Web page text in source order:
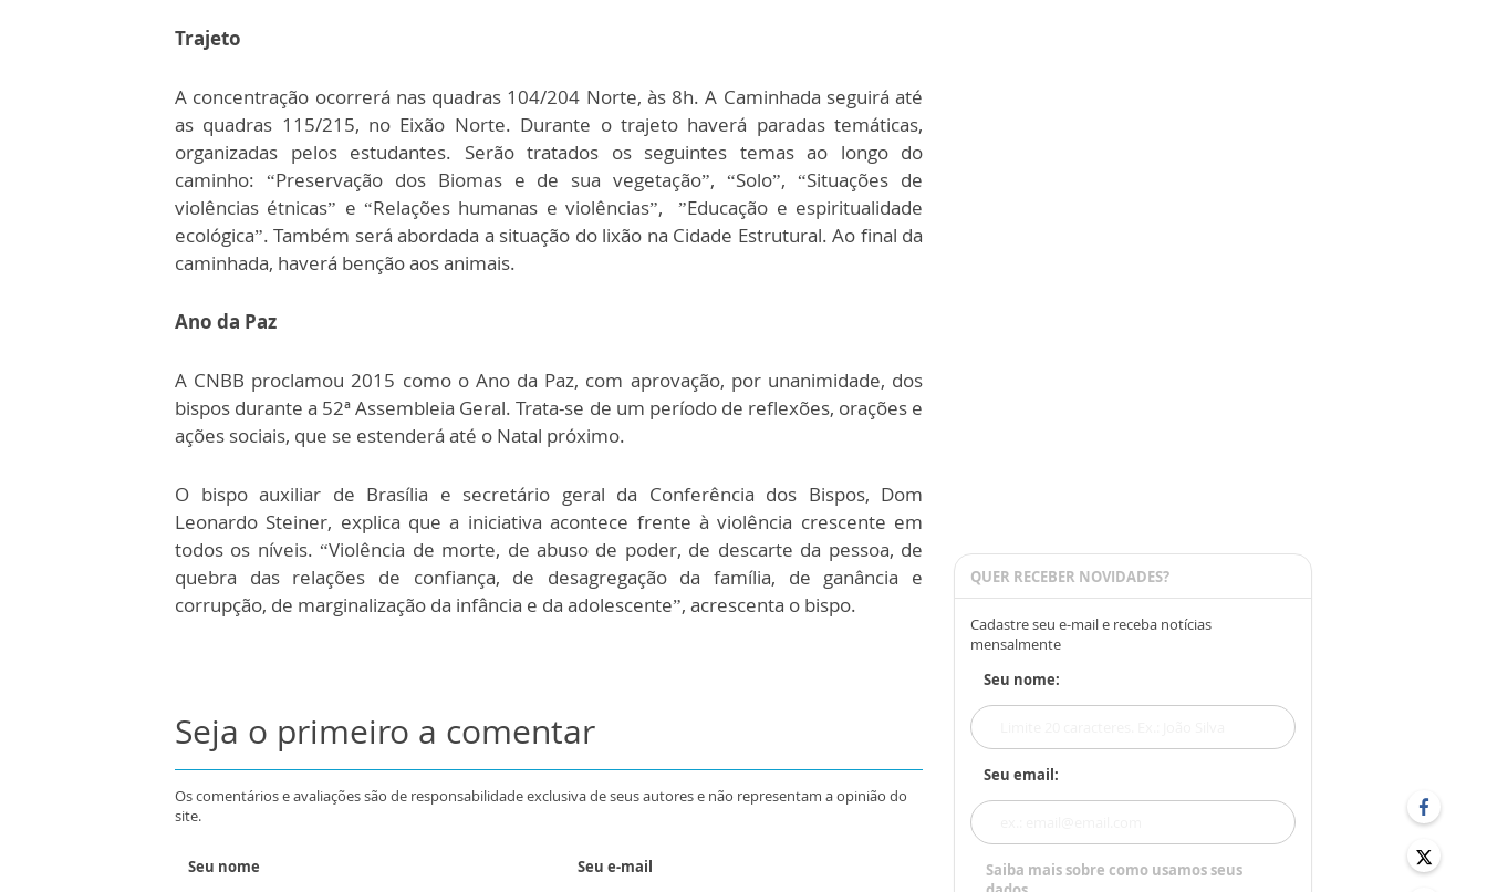
Trajeto
A concentração ocorrerá nas quadras 104/204 Norte, às 8h. A Caminhada seguirá até
as quadras 115/215, no Eixão Norte. Durante o trajeto haverá paradas temáticas,
organizadas pelos estudantes. Serão tratados os seguintes temas ao longo do
caminho: “Preservação dos Biomas e de sua vegetação”, “Solo”, “Situações de
violências étnicas” e “Relações humanas e violências”, ”Educação e espiritualidade
ecológica”. Também será abordada a situação do lixão na Cidade Estrutural. Ao final da
caminhada, haverá benção aos animais.
Ano da Paz
A CNBB proclamou 2015 como o Ano da Paz, com aprovação, por unanimidade, dos
bispos durante a 52ª Assembleia Geral. Trata-se de um período de reflexões, orações e
ações sociais, que se estenderá até o Natal próximo.
O bispo auxiliar de Brasília e secretário geral da Conferência dos Bispos, Dom
Leonardo Steiner, explica que a iniciativa acontece frente à violência crescente em
todos os níveis. “Violência de morte, de abuso de poder, de descarte da pessoa, de
quebra das relações de confiança, de desagregação da família, de ganância e
corrupção, de marginalização da infância e da adolescente”, acrescenta o bispo.
Seja o primeiro a comentar
Os comentários e avaliações são de responsabilidade exclusiva de seus autores e não representam a opinião do
site.
Seu nome Seu e-mail
QUER RECEBER NOVIDADES?
Cadastre seu e-mail e receba notícias
mensalmente
Seu nome:
Seu email:
Saiba mais sobre como usamos seus